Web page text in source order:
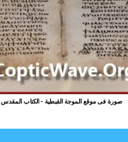
صورة فى موقع الموجة القبطية - الكتاب المقدس